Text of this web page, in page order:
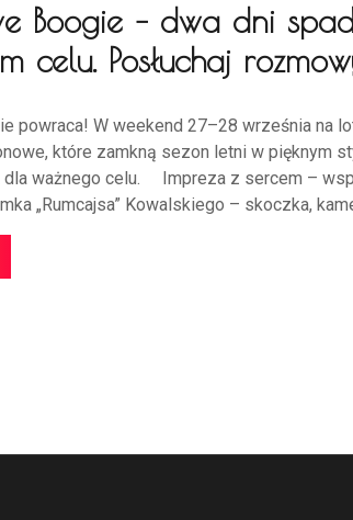
Boogie – dwa dni
celu. Posłuchaj
powraca! W weekend 27–28 września na
które zamkną sezon letni w pięknym
ważnego celu. Impreza z sercem –
„Rumcajsa” Kowalskiego – skoczka,